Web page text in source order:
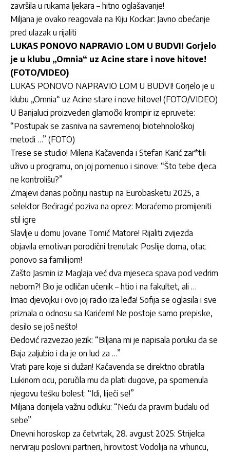
završila u rukama ljekara – hitno oglašavanje!
Miljana je ovako reagovala na Kiju Kockar: Javno obećanje
pred ulazak u rijaliti
LUKAS PONOVO NAPRAVIO LOM U BUDVI! Gorjelo
je u klubu „Omnia“ uz Acine stare i nove hitove!
(FOTO/VIDEO)
LUKAS PONOVO NAPRAVIO LOM U BUDVI! Gorjelo je u
klubu „Omnia“ uz Acine stare i nove hitove! (FOTO/VIDEO)
U Banjaluci proizveden glamočki krompir iz epruvete:
“Postupak se zasniva na savremenoj biotehnološkoj
metodi …” (FOTO)
Trese se studio! Milena Kačavenda i Stefan Karić zar*tili
uživo u programu, on joj pomenuo i sinove: “Što tebe djeca
ne kontrolišu?”
Zmajevi danas počinju nastup na Eurobasketu 2025, a
selektor Bećiragić poziva na oprez: Moraćemo promijeniti
stil igre
Slavlje u domu Jovane Tomić Matore! Rijaliti zvijezda
objavila emotivan porodični trenutak: Poslije doma, otac
ponovo sa familijom!
Zašto Jasmin iz Maglaja već dva mjeseca spava pod vedrim
nebom?! Bio je odličan učenik – htio i na fakultet, ali …
Imao djevojku i ovo joj radio iza leđa! Sofija se oglasila i sve
priznala o odnosu sa Karićem! Ne postoje samo prepiske,
desilo se još nešto!
Đedović razvezao jezik: “Biljana mi je napisala poruku da se
Baja zaljubio i da je on lud za …”
Vrati pare koje si dužan! Kačavenda se direktno obratila
Lukinom ocu, poručila mu da plati dugove, pa spomenula
njegovu tešku bolest: “Idi, liječi se!”
Miljana donijela važnu odluku: “Neću da pravim budalu od
sebe”
Dnevni horoskop za četvrtak, 28. avgust 2025: Strijelca
nerviraju poslovni partneri, hirovitost Vodolija na vrhuncu,